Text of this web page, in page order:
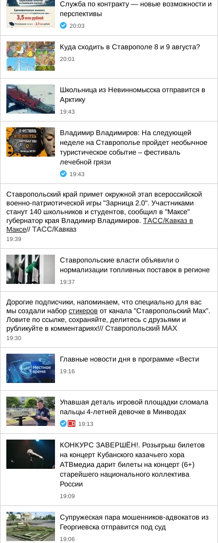
Служба по контракту — новые возможности и
перспективы
20:03
Куда сходить в Ставрополе 8 и 9 августа?
20:01
Школьница из Невинномысска отправится в
Арктику
19:43
Владимир Владимиров: На следующей
неделе на Ставрополье пройдет необычное
туристическое событие – фестиваль
лечебной грязи
19:43
Ставропольский край примет окружной этап всероссийской
военно-патриотической игры "Зарница 2.0". Участниками
станут 140 школьников и студентов, сообщил в "Максе"
губернатор края Владимир Владимиров. ТАСС/Кавказ в
Максе// ТАСС/Кавказ
19:39
Ставропольские власти объявили о
нормализации топливных поставок в регионе
19:37
Дорогие подписчики, напоминаем, что специально для вас
мы создали набор стикеров от канала "Ставропольский Max".
Ловите по ссылке, сохраняйте, делитесь с друзьями и
рубликуйте в комментариях!// Ставропольский MAX
19:30
Главные новости дня в программе «Вести
19:16
Упавшая деталь игровой площадки сломала
пальцы 4-летней девочке в Минводах
19:13
КОНКУРС ЗАВЕРШЁН!. Розыгрыш билетов
на концерт Кубанского казачьего хора
АТВмедиа дарит билеты на концерт (6+)
старейшего национального коллектива
России
19:09
Супружеская пара мошенников-адвокатов из
Георгиевска отправится под суд
19:06